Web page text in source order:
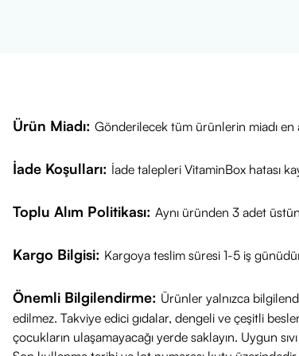
Ürün Miadı: Gönderilecek tüm ürünlerin miadı
İade Koşulları: İade talepleri VitaminBox hatası
Toplu Alım Politikası: Aynı üründen 3 adet
Kargo Bilgisi: Kargoya teslim süresi 1-5 iş
Önemli Bilgilendirme: Ürünler yalnızca
edilmez. Takviye edici gıdalar, dengeli ve çeşitli
çocukların ulaşamayacağı yerde saklayın. Uygun